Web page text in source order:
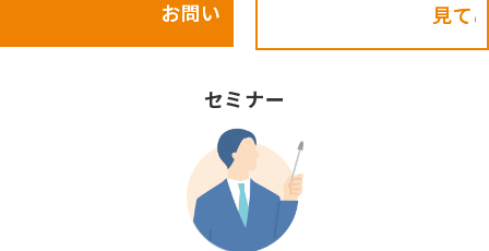
お問い合わせ
セミナー